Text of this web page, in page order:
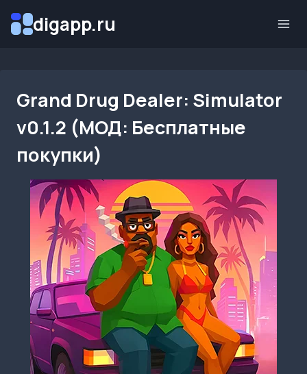
digapp.ru
Grand Drug Dealer: Simulator
v0.1.2 (МОД: Бесплатные
покупки)